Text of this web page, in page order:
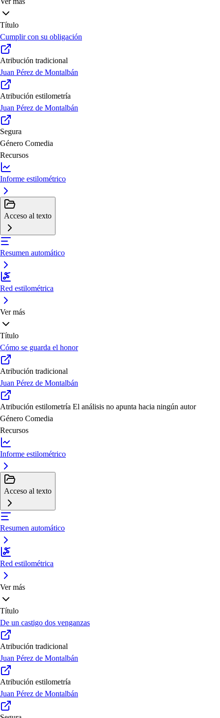
Título
Cumplir con su obligación
Atribución tradicional
Juan Pérez de Montalbán
Atribución estilometría
Juan Pérez de Montalbán
Segura
Género Comedia
Recursos
Informe estilométrico
Acceso al texto
Resumen automático
Red estilométrica
Ver más
Título
Cómo se guarda el honor
Atribución tradicional
Juan Pérez de Montalbán
Atribución estilometría El análisis no apunta hacia ningún autor
Género Comedia
Recursos
Informe estilométrico
Acceso al texto
Resumen automático
Red estilométrica
Ver más
Título
De un castigo dos venganzas
Atribución tradicional
Juan Pérez de Montalbán
Atribución estilometría
Juan Pérez de Montalbán